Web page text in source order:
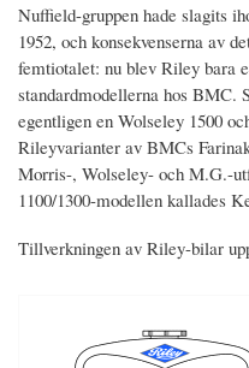
Nuffield-gruppen hade slagits
1952, och konsekvenserna av
femtiotalet: nu blev Riley bara
standardmodellerna hos BMC.
egentligen en Wolseley 1500
Rileyvarianter av BMCs
Morris-, Wolseley- och M.G.-
1100/1300-modellen kallades
Tillverkningen av Riley-bilar